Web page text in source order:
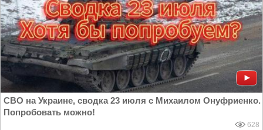
СВО на Украине, сводка 23 июля с Михаилом Онуфриенко.
Попробовать можно!
628